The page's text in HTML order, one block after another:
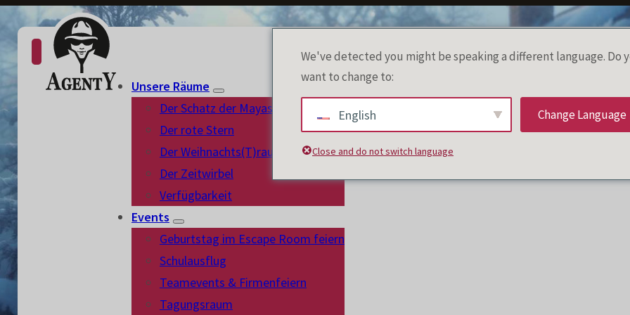
Unsere Räume
Der Schatz der Mayas
Der rote Stern
Der Weihnachts(T)raum
Der Zeitwirbel
Verfügbarkeit
Events
Geburtstag im Escape Room feiern
Schulausflug
Teamevents & Firmenfeiern
Tagungsraum
We've detected you might be speaking a different language. Do
want to change to:
English Change Language
Close and do not switch language